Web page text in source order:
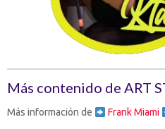
Más contenido de ART
Más información de Frank Miami